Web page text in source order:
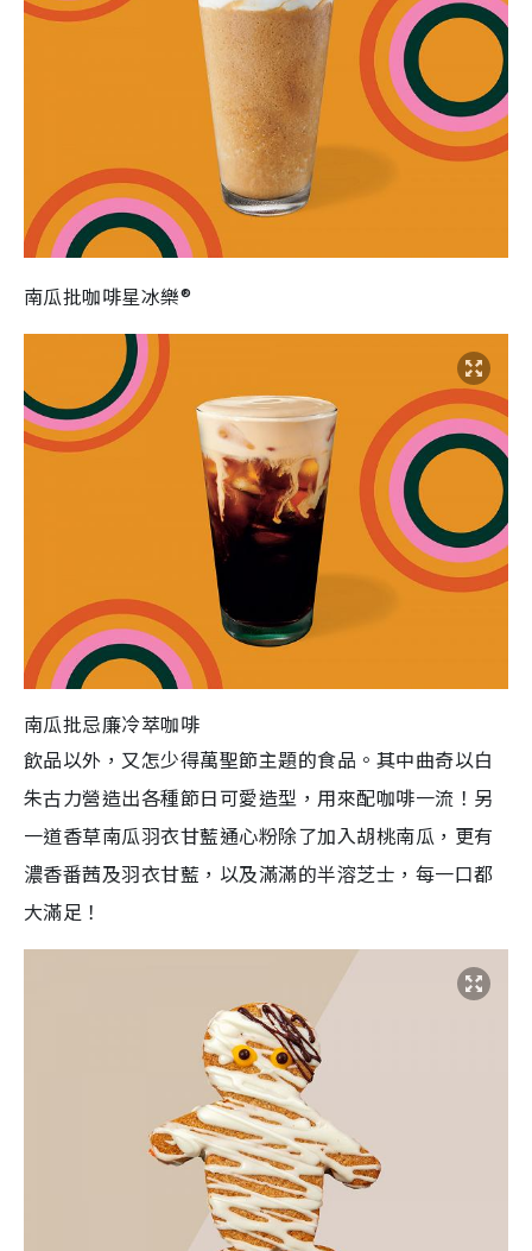
南瓜批咖啡星冰樂®
南瓜批忌廉冷萃咖啡
飲品以外，又怎少得萬聖節主題的食品。其中曲奇以白
朱古力營造出各種節日可愛造型，用來配咖啡一流！另
一道香草南瓜羽衣甘藍通心粉除了加入胡桃南瓜，更有
濃香番茜及羽衣甘藍，以及滿滿的半溶芝士，每一口都
大滿足！